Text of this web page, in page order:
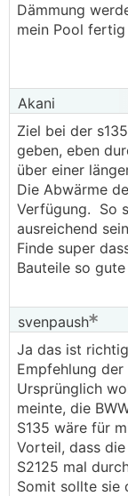
Dämmung
mein Pool
Akani
Ziel bei der
geben, eben
über einer
Die Abwärme
Verfügung. So
ausreichend
Finde super
Bauteile so
svenpaush
Ja das ist
Empfehlung der
Ursprünglich
meinte, die
S135 wäre für
Vorteil, dass die
S2125 mal
Somit sollte sie